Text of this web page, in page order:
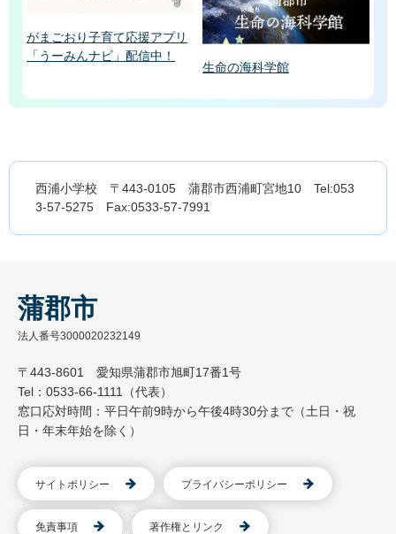
がまごおり子育て応援アプリ
「うーみんナビ」配信中！
生命の海科学館
西浦小学校 〒443-0105 蒲郡市西浦町宮地10 Tel:053
3-57-5275 Fax:0533-57-7991
蒲郡市
法人番号3000020232149
〒443-8601 愛知県蒲郡市旭町17番1号
Tel：0533-66-1111（代表）
窓口応対時間：平日午前9時から午後4時30分まで（土日・祝
日・年末年始を除く）
サイトポリシー プライバシーポリシー
免責事項 著作権とリンク